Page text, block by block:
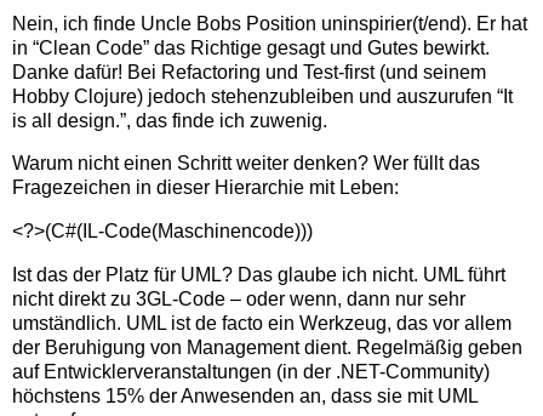
Nein, ich finde Uncle Bobs Position uninspirier(t/end). Er hat
in “Clean Code” das Richtige gesagt und Gutes bewirkt.
Danke dafür! Bei Refactoring und Test-first (und seinem
Hobby Clojure) jedoch stehenzubleiben und auszurufen “It
is all design.”, das finde ich zuwenig.
Warum nicht einen Schritt weiter denken? Wer füllt das
Fragezeichen in dieser Hierarchie mit Leben:
<?>(C#(IL-Code(Maschinencode)))
Ist das der Platz für UML? Das glaube ich nicht. UML führt
nicht direkt zu 3GL-Code – oder wenn, dann nur sehr
umständlich. UML ist de facto ein Werkzeug, das vor allem
der Beruhigung von Management dient. Regelmäßig geben
auf Entwicklerveranstaltungen (in der .NET-Community)
höchstens 15% der Anwesenden an, dass sie mit UML